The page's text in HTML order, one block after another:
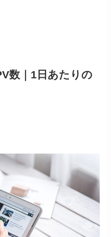
数｜1日あたりの